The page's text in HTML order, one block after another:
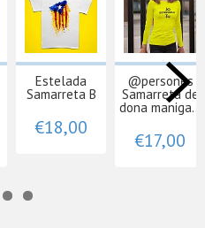
Estelada
Samarreta B
€18,00
@persones
Samarreta de
dona maniga...
€17,00